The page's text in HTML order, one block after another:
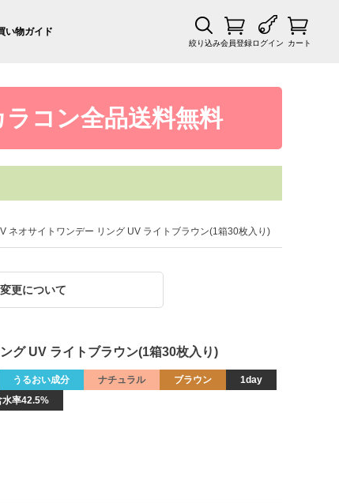
い物ガイド
絞り込み会員登録ログイン カート
ラコン全品送料無料
ネオサイトワンデー リング UV ライトブラウン(1箱30枚入り)
更について
グ UV ライトブラウン(1箱30枚入り)
うるおい成分 ナチュラル ブラウン
1day
水率42.5%